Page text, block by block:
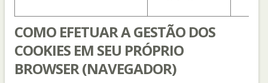
COMO EFETUAR A GESTÃO DOS
COOKIES EM SEU PRÓPRIO
BROWSER (NAVEGADOR)